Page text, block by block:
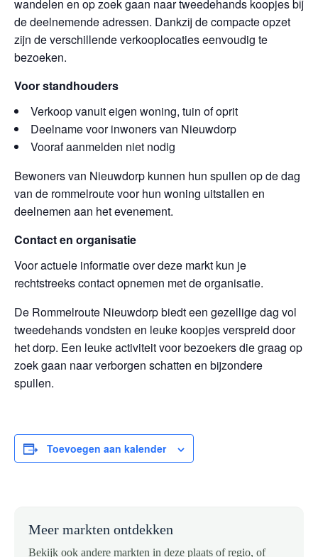
wandelen en op zoek gaan naar tweedehands koopjes bij
de deelnemende adressen. Dankzij de compacte opzet
zijn de verschillende verkooplocaties eenvoudig te
bezoeken.
Voor standhouders
Verkoop vanuit eigen woning, tuin of oprit
Deelname voor inwoners van Nieuwdorp
Vooraf aanmelden niet nodig
Bewoners van Nieuwdorp kunnen hun spullen op de dag
van de rommelroute voor hun woning uitstallen en
deelnemen aan het evenement.
Contact en organisatie
Voor actuele informatie over deze markt kun je
rechtstreeks contact opnemen met de organisatie.
De Rommelroute Nieuwdorp biedt een gezellige dag vol
tweedehands vondsten en leuke koopjes verspreid door
het dorp. Een leuke activiteit voor bezoekers die graag op
zoek gaan naar verborgen schatten en bijzondere
spullen.
Toevoegen aan kalender
Meer markten ontdekken
Bekijk ook andere markten in deze plaats of regio, of